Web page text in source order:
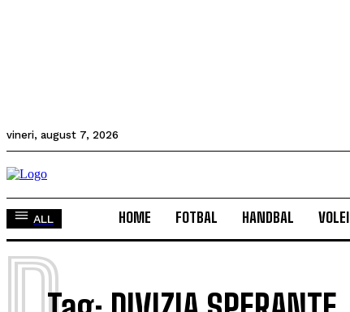
vineri, august 7, 2026
ALL HOME FOTBAL HANDBAL VOLEI